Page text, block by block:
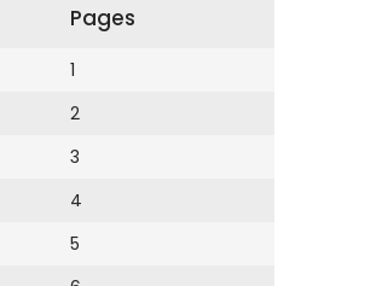
Pages
1
2
3
4
5